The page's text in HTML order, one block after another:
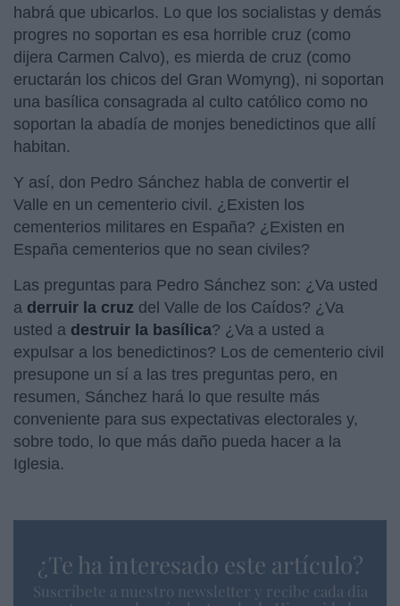
habrá que ubicarlos. Lo que los socialistas y demás
progres no soportan es esa horrible cruz (como
dijera Carmen Calvo), es mierda de cruz (como
eructarán los chicos del Gran Womyng), ni soportan
una basílica consagrada al culto católico como no
soportan la abadía de monjes benedictinos que allí
habitan.
Y así, don Pedro Sánchez habla de convertir el
Valle en un cementerio civil. ¿Existen los
cementerios militares en España? ¿Existen en
España cementerios que no sean civiles?
Las preguntas para Pedro Sánchez son: ¿Va usted
a derruir la cruz del Valle de los Caídos? ¿Va
usted a destruir la basílica? ¿Va a usted a
expulsar a los benedictinos? Los de cementerio civil
presupone un sí a las tres preguntas pero, en
resumen, Sánchez hará lo que resulte más
conveniente para sus expectativas electorales y,
sobre todo, lo que más daño pueda hacer a la
Iglesia.
¿Te ha interesado este artículo?
Suscríbete a nuestro newsletter y recibe cada dia